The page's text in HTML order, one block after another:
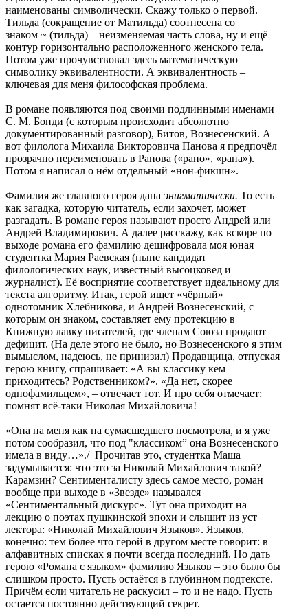
наименованы символически. Скажу только о первой.
Тильда (сокращение от Матильда) соотнесена со
знаком ~ (тильда) – неизменяемая часть слова, ну и ещё
контур горизонтально расположенного женского тела.
Потом уже прочувствовал здесь математическую
символику эквивалентности. А эквивалентность –
ключевая для меня философская проблема.
В романе появляются под своими подлинными именами
С. М. Бонди (с которым происходит абсолютно
документированный разговор), Битов, Вознесенский. А
вот филолога Михаила Викторовича Панова я предпочёл
прозрачно переименовать в Ранова («рано», «рана»).
Потом я написал о нём отдельный «нон-фикшн».
Фамилия же главного героя дана энигматически. То есть
как загадка, которую читатель, если захочет, может
разгадать. В романе героя называют просто Андрей или
Андрей Владимирович. А далее расскажу, как вскоре по
выходе романа его фамилию дешифровала моя юная
студентка Мария Раевская (ныне кандидат
филологических наук, известный высоцковед и
журналист). Её восприятие соответствует идеальному для
текста алгоритму. Итак, герой ищет «чёрный»
однотомник Хлебникова, и Андрей Вознесенский, с
которым он знаком, составляет ему протекцию в
Книжную лавку писателей, где членам Союза продают
дефицит. (На деле этого не было, но Вознесенского я этим
вымыслом, надеюсь, не принизил) Продавщица, отпуская
герою книгу, спрашивает: «А вы классику кем
приходитесь? Родственником?». «Да нет, скорее
однофамильцем», – отвечает тот. И про себя отмечает:
помнят всё-таки Николая Михайловича!
«Она на меня как на сумасшедшего посмотрела, и я уже
потом сообразил, что под "классиком” она Вознесенского
имела в виду…»./ Прочитав это, студентка Маша
задумывается: что это за Николай Михайлович такой?
Карамзин? Сентименталисту здесь самое место, роман
вообще при выходе в «Звезде» назывался
«Сентиментальный дискурс». Тут она приходит на
лекцию о поэтах пушкинской эпохи и слышит из уст
лектора: «Николай Михайлович Языков». Языков,
конечно: тем более что герой в другом месте говорит: в
алфавитных списках я почти всегда последний. Но дать
герою «Романа с языком» фамилию Языков – это было бы
слишком просто. Пусть остаётся в глубинном подтексте.
Причём если читатель не раскусил – то и не надо. Пусть
остается постоянно действующий секрет.